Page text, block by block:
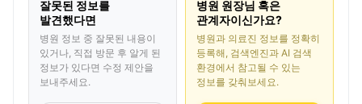
잘못된 정보를
발견했다면
병원 정보 중 잘못된 내용이
있거나, 직접 방문 후 알게 된
정보가 있다면 수정 제안을
보내주세요.
병원 원장님 혹은
관계자이신가요?
병원과 의료진 정보를 정확히
등록해, 검색엔진과 AI 검색
환경에서 참고될 수 있는
정보를 갖춰보세요.